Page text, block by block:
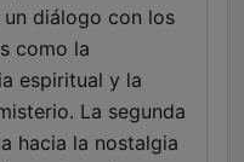
diálogo con los
como la
espiritual y la
La segunda
hacia la nostalgia